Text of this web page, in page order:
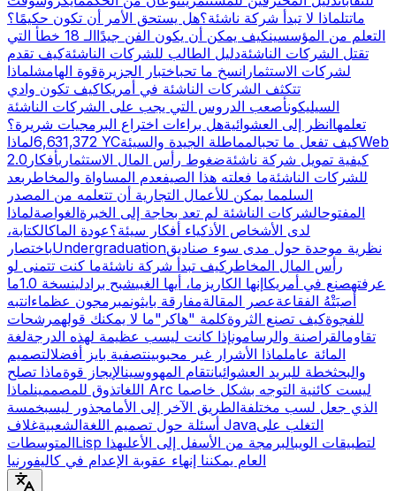
ماتتلماذا لا تبدأ شركة ناشئة؟هل يستحق الأمر أن تكون حكيمًا؟
التعلم من المؤسسينكيف يمكن أن يكون الفن جيدًا
الـ 18 خطأ التي
تقتل الشركات الناشئةدليل الطالب للشركات الناشئةكيف تقدم
لشركات الاستثمار انسخ ما تحباختبار الجزيرةقوة الهامشلماذا
تتكثف الشركات الناشئة في أمريكاكيف تكون وادي
السيليكونأصعب الدروس التي يجب على الشركات الناشئة
تعلمهاانظر إلى العشوائيةهل براءات اختراع البرمجيات شريرة؟
6,631,372 لماذا YC كيف تفعل ما تحبالمماطلة الجيدة والسيئة
Web
2.0
كيفية تمويل شركة ناشئةضغوط رأس المال الاستثماريأفكار
للشركات الناشئةما فعلته هذا الصيفعدم المساواة والمخاطر بعد
السلمما يمكن للأعمال التجارية أن تتعلمه من المصدر
المفتوحالشركات الناشئة لم تعد بحاجة إلى الخبرةالغواصةلماذا
لدى الأشخاص الأذكياء أفكار سيئة؟عودة الماكالكتابة،
باختصارUndergraduationنظرية موحدة حول مدى سوء صناديق
رأس المال المخاطر كيف تبدأ شركة ناشئةما كنت تتمنى لو
عرفتهصنع في أمريكاإنها الكاريزما، أيها الغبيشبح برادلينسخة 1.0
ما
أصبَتْهُ الفقاعةعصر المقالةمفارقة بايثونمبرمجون عظماءانتبه
للفجوةكيف تصنع الثروةكلمة "هاكر"ما لا يمكنك قولهمرشحات
تقاومالقراصنة والرسامونإذا كانت ليسب عظيمة لهذه الدرجةلغة
المائة عاملماذا الأشرار غير محبوبينتصفية بايز أفضلالتصميم
والبحثخطة للبريد العشوائيانتقام المهووسينالإيجاز قوةماذا تصلح
اللغاتذوق للمصممين لماذا Arc ليست كائنية التوجه بشكل خاصما
الذي جعل لسب مختلفةالطريق الآخر إلى الأمامجذور ليسبخمسة
أسئلة حول تصميم اللغةالشعبية غلاف Javaالتغلب على
المتوسطات
Lisp لتطبيقات الويبالبرمجة من الأسفل إلى الأعلىهذا
العام يمكننا إنهاء عقوبة الإعدام في كاليفورنيا